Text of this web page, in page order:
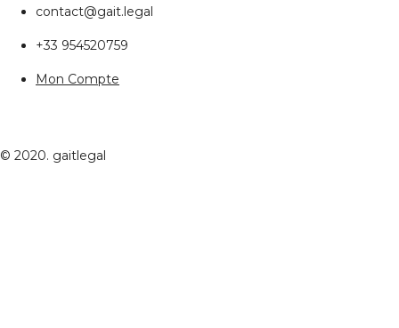
contact@gait.legal
+33 954520759
Mon Compte
© 2020. gaitlegal